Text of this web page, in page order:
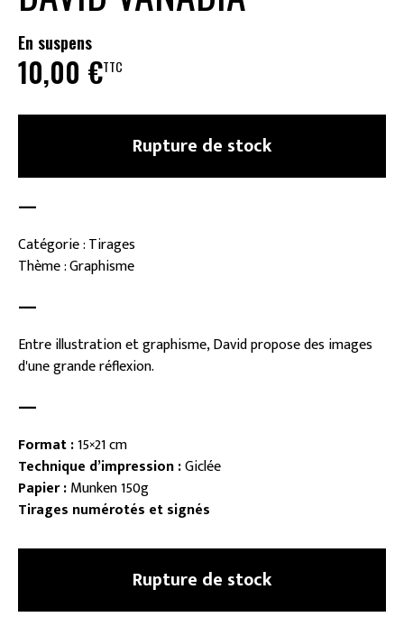
En suspens
10,00 €TTC
Rupture de stock
—
Catégorie : Tirages
Thème : Graphisme
—
Entre illustration et graphisme, David propose des images
d'une grande réflexion.
—
Format :15×21 cm
Technique d’impression :Giclée
Papier :Munken 150g
Tirages numérotés et signés
Rupture de stock